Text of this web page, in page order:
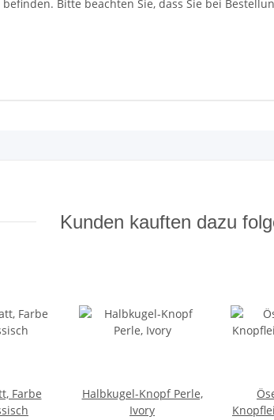
Bitte beachten Sie, dass Sie bei
Kunden kauften dazu
Farbe
Halbkugel-Knopf Perle,
Ivory